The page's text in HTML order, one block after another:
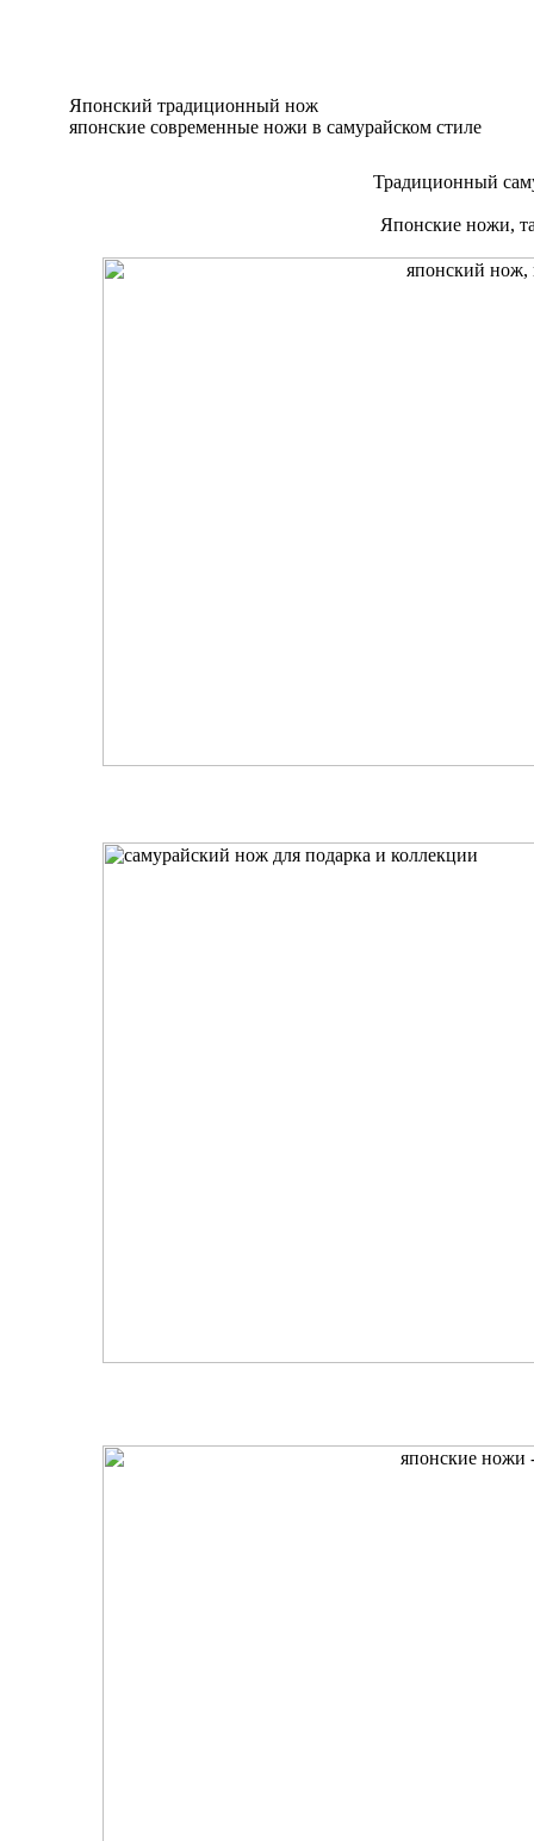
Японский традиционный нож
японские современные ножи в самурайском стиле
Традиционный
Японские ножи,